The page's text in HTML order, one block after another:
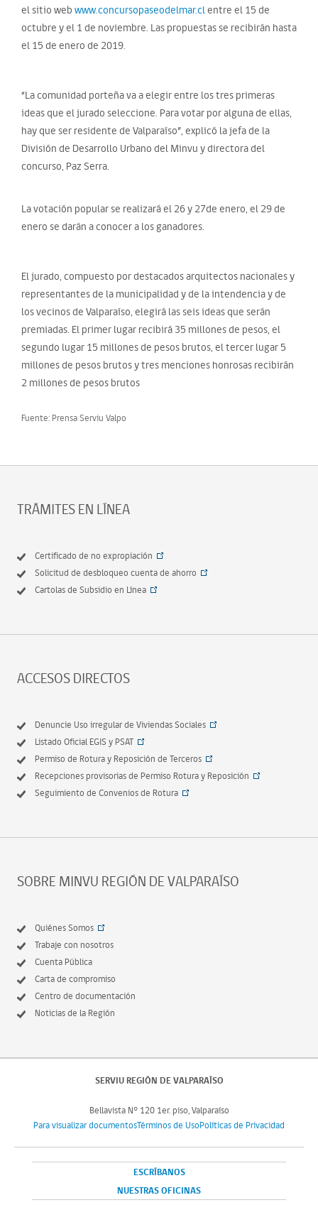
el sitio web www.concursopaseodelmar.clentre el 15 de
octubre y el 1 de noviembre. Las propuestas se recibirán hasta
el 15 de enero de 2019.
“La comunidad porteña va a elegir entre los tres primeras
ideas que el jurado seleccione. Para votar por alguna de ellas,
hay que ser residente de Valparaíso”, explicó la jefa de la
División de Desarrollo Urbano del Minvu y directora del
concurso, Paz Serra.
La votación popular se realizará el 26 y 27de enero, el 29 de
enero se darán a conocer a los ganadores.
El jurado, compuesto por destacados arquitectos nacionales y
representantes de la municipalidad y de la intendencia y de
los vecinos de Valparaíso, elegirá las seis ideas que serán
premiadas. El primer lugar recibirá 35 millones de pesos, el
segundo lugar 15 millones de pesos brutos, el tercer lugar 5
millones de pesos brutos y tres menciones honrosas recibirán
2 millones de pesos brutos
Fuente: Prensa Serviu Valpo
TRÁMITES EN LÍNEA
Certificado de no expropiación
Solicitud de desbloqueo cuenta de ahorro
Cartolas de Subsidio en Línea
ACCESOS DIRECTOS
Denuncie Uso irregular de Viviendas Sociales
Listado Oficial EGIS y PSAT
Permiso de Rotura y Reposición de Terceros
Recepciones provisorias de Permiso Rotura y Reposición
Seguimiento de Convenios de Rotura
SOBRE MINVU REGIÓN DE VALPARAÍSO
Quiénes Somos
Trabaje con nosotros
Cuenta Pública
Carta de compromiso
Centro de documentación
Noticias de la Región
SERVIU REGIÓN DE VALPARAÍSO
Bellavista N° 120 1er. piso, Valparaíso
Para visualizar documentosTérminos de UsoPolíticas de Privacidad
ESCRÍBANOS
NUESTRAS OFICINAS